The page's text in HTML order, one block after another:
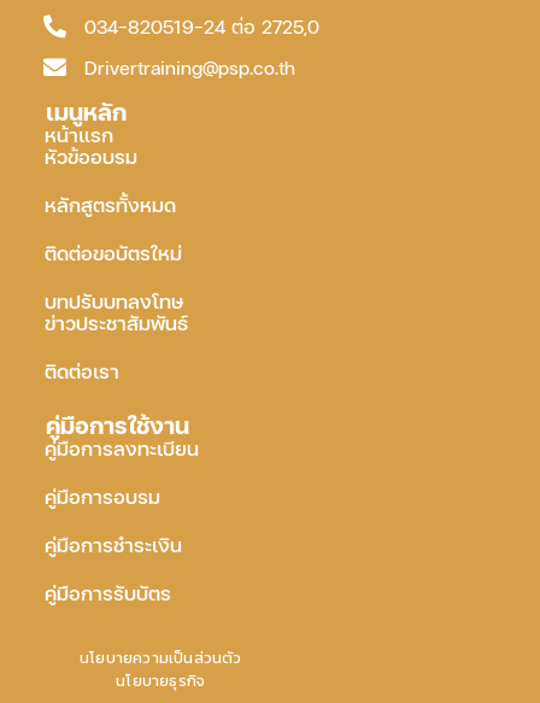
034-820519-24 ต่อ 2725,0
Drivertraining@psp.co.th
เมนูหลัก
หน้าแรก
หัวข้ออบรม
หลักสูตรทั้งหมด
ติดต่อขอบัตรใหม่
บทปรับบทลงโทษ
ข่าวประชาสัมพันธ์
ติดต่อเรา
คู่มือการใช้งาน
คู่มือการลงทะเบียน
คู่มือการอบรม
คู่มือการชำระเงิน
คู่มือการรับบัตร
นโยบายความเป็นส่วนตัว
นโยบายธุรกิจ